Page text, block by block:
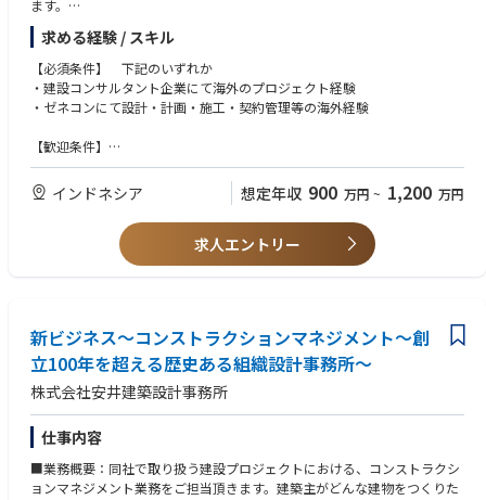
ます。
今後は、土木分野として、河川・ダム・電力土木・地質・上水道・下水道
分野などの受注も考えております。
※ビザが整い次第、ジャカルタに駐在頂きます。
求める経験 / スキル
【必須条件】 下記のいずれか
・建設コンサルタント企業にて海外のプロジェクト経験
・ゼネコンにて設計・計画・施工・契約管理等の海外経験
【歓迎条件】
・各分野における技術士等の有資格者
・JICA事業・借款事業関連の技術業務経験者
・ビジネス対応可能な英語力
インドネシア 想定年収 900 万円 ~ 1,200 万円
求人エントリー
新ビジネス～コンストラクションマネジメント～創
立100年を超える歴史ある組織設計事務所～
株式会社安井建築設計事務所
仕事内容
■業務概要：同社で取り扱う建設プロジェクトにおける、コンストラクシ
ョンマネジメント業務をご担当頂きます。建築主がどんな建物をつくりた